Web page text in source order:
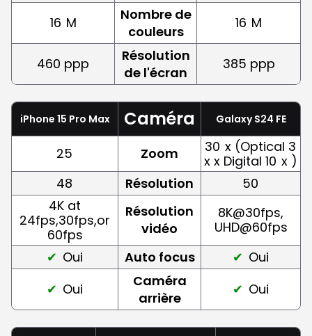
16 M
Nombre de
couleurs
16 M
460 ppp
Résolution
de l'écran
385 ppp
iPhone 15 Pro Max Caméra Galaxy S24 FE
25 Zoom 30 x (Optical 3
x x Digital 10 x )
48
Résolution
50
4K at
24fps,30fps,or
60fps
Résolution
vidéo
8K@30fps,
UHD@60fps
Oui
Auto focus
Oui
Oui
Caméra
arrière
Oui